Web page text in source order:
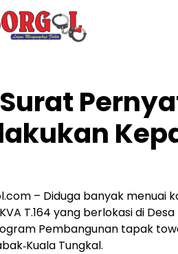
– Diduga banyak menuai
T.164 yang berlokasi di
Pembangunan tapak
Tungkal.